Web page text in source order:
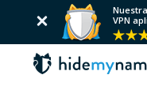
VPN